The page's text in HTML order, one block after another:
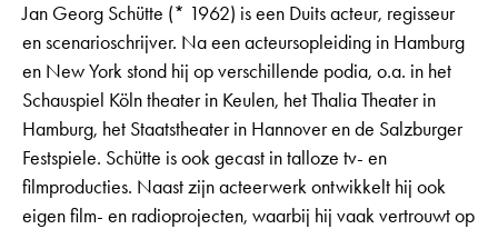
Jan Georg Schütte (* 1962) is een Duits acteur, regisseur
en scenarioschrijver. Na een acteursopleiding in Hamburg
en New York stond hij op verschillende podia, o.a. in het
Schauspiel Köln theater in Keulen, het Thalia Theater in
Hamburg, het Staatstheater in Hannover en de Salzburger
Festspiele. Schütte is ook gecast in talloze tv- en
filmproducties. Naast zijn acteerwerk ontwikkelt hij ook
eigen film- en radioprojecten, waarbij hij vaak vertrouwt op